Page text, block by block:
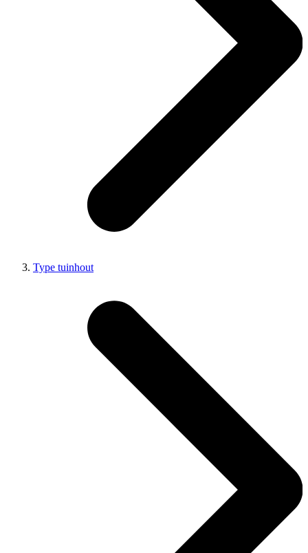
Type tuinhout